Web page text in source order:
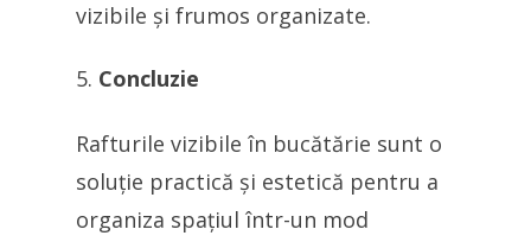
vizibile și frumos organizate.
Concluzie
Rafturile vizibile în bucătărie sunt o
soluție practică și estetică pentru a
organiza spațiul într-un mod